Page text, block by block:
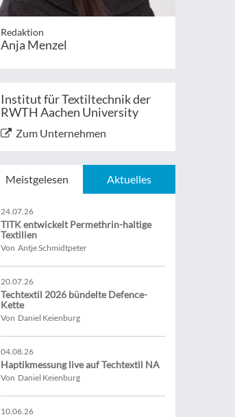
Redaktion
Anja Menzel
Institut für Textiltechnik der
RWTH Aachen University
Zum Unternehmen
Meistgelesen Aktuelles
24.07.26
TITK entwickelt Permethrin-haltige
Textilien
Von Antje Schmidtpeter
20.07.26
Techtextil 2026 bündelte Defence-
Kette
Von Daniel Keienburg
04.08.26
Haptikmessung live auf Techtextil NA
Von Daniel Keienburg
10.06.26